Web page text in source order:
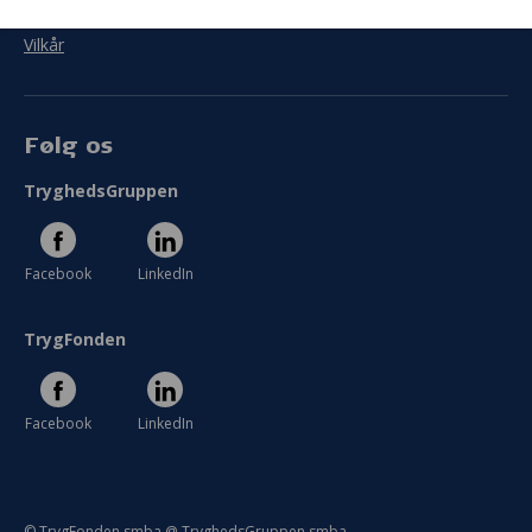
PROJEKTEVALUERING
Sådan gik det
I hvor høj grad blev målet med jeres projekt
indfriet?
Vilkår
Følg os
TryghedsGruppen
Facebook LinkedIn
TrygFonden
Facebook LinkedIn